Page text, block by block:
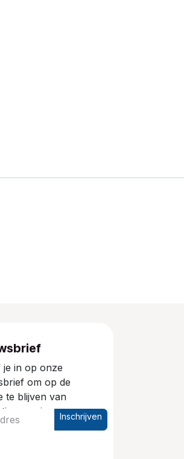
je in op onze
om op de
te blijven van
en nieuweInschrijven